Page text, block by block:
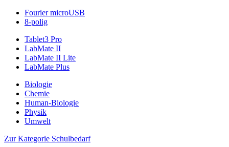
Fourier microUSB
8-polig
Tablet3 Pro
LabMate II
LabMate II Lite
LabMate Plus
Biologie
Chemie
Human-Biologie
Physik
Umwelt
Zur Kategorie Schulbedarf